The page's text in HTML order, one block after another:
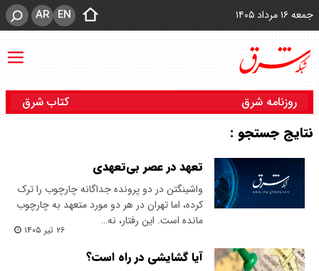
جمعه ۱۶ مرداد ۱۴۰۵ EN
AR
روزنامه شرق کتاب شرق
نتایج جستجو :
تعهد در عصر بی‌تعهدی
واشینگتن در دو پرونده جداگانه چارچوب را ترک
کرده، اما تهران در هر دو مورد متعهد به چارچوب
مانده است. این رفتار، نه…
۲۶ تیر ۱۴۰۵
آیا گشایشی در راه است؟